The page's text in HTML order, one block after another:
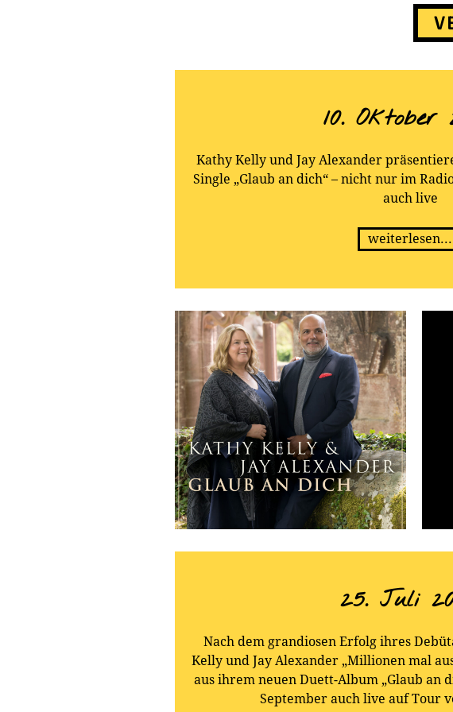
10. Oktober
Kathy Kelly und Jay Alexander
Single „Glaub an dich“ – nicht nur im
auch live
weiterlesen...
25. Juli
Nach dem grandiosen Erfolg ihres
Kelly und Jay Alexander „Millionen mal
aus ihrem neuen Duett-Album „Glaub an
September auch live auf Tour